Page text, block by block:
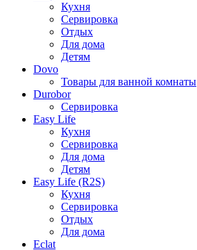
Кухня
Сервировка
Отдых
Для дома
Детям
Dovo
Товары для ванной комнаты
Durobor
Сервировка
Easy Life
Кухня
Сервировка
Для дома
Детям
Easy Life (R2S)
Кухня
Сервировка
Отдых
Для дома
Eclat